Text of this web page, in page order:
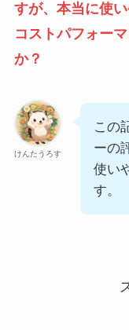
すが、本当に使い
コストパフォー
か？
けんたうろす
この
ーの
使い
す。